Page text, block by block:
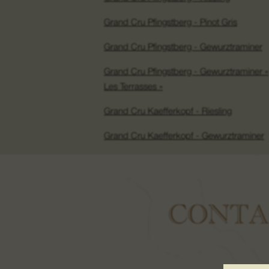
Grand Cru Pfingstberg - Pinot Gris
Grand Cru Pfingstberg - Gewurztraminer
Grand Cru Pfingstberg - Gewurztraminer «
Les Terrasses »
Grand Cru Kaefferkopf - Riesling
Grand Cru Kaefferkopf - Gewurztraminer